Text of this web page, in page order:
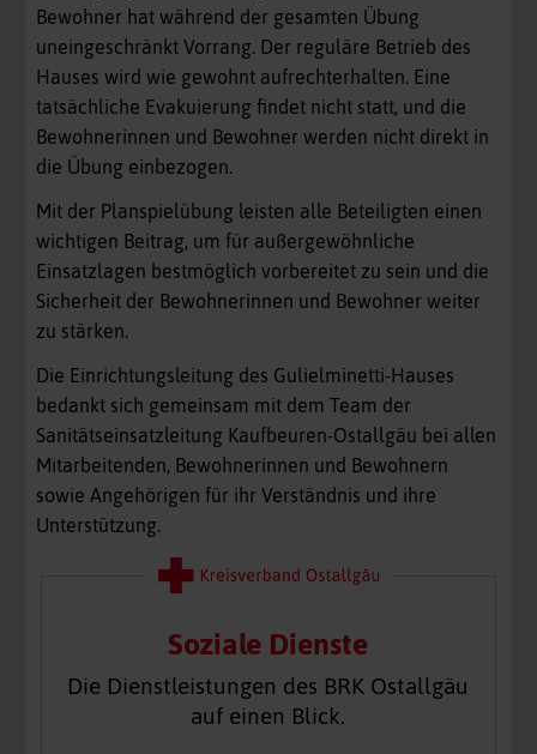
Bewohner hat während der gesamten Übung
uneingeschränkt Vorrang. Der reguläre Betrieb des
Hauses wird wie gewohnt aufrechterhalten. Eine
tatsächliche Evakuierung findet nicht statt, und die
Bewohnerinnen und Bewohner werden nicht direkt in
die Übung einbezogen.
Mit der Planspielübung leisten alle Beteiligten einen
wichtigen Beitrag, um für außergewöhnliche
Einsatzlagen bestmöglich vorbereitet zu sein und die
Sicherheit der Bewohnerinnen und Bewohner weiter
zu stärken.
Die Einrichtungsleitung des Gulielminetti-Hauses
bedankt sich gemeinsam mit dem Team der
Sanitätseinsatzleitung Kaufbeuren-Ostallgäu bei allen
Mitarbeitenden, Bewohnerinnen und Bewohnern
sowie Angehörigen für ihr Verständnis und ihre
Unterstützung.
Soziale Dienste
Die Dienstleistungen des BRK Ostallgäu
auf einen Blick.